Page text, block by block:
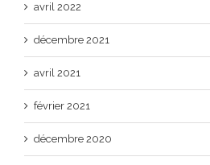
avril 2022
décembre 2021
avril 2021
février 2021
décembre 2020